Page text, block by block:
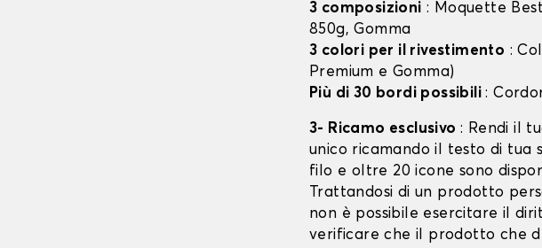
3 composizioni : Moquette
850g, Gomma
3 colori per il rivestimento :
Premium e Gomma)
Più di 30 bordi possibili:
3- Ricamo esclusivo : Rendi il
unico ricamando il testo di tua
filo e oltre 20 icone sono
Trattandosi di un prodotto
non è possibile esercitare il
verificare che il prodotto che